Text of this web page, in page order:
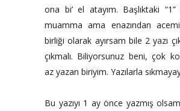
ona bi’ el atayım. Başlıktaki
muamma ama enazından
birliği olarak ayırsam bile 2 yazı
çıkmalı. Biliyorsunuz beni, çok
az yazan biriyim. Yazılarla
Bu yazıyı 1 ay önce yazmış